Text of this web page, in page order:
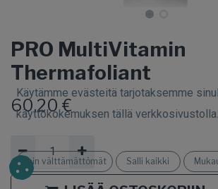
PRO MultiVitamin
Thermafoliant
60,20€
Käytämme evästeitä tarjotaksemme
käyttökokemuksen tällä verkkosivustolla.
Vain välttämättömät Salli kaikki